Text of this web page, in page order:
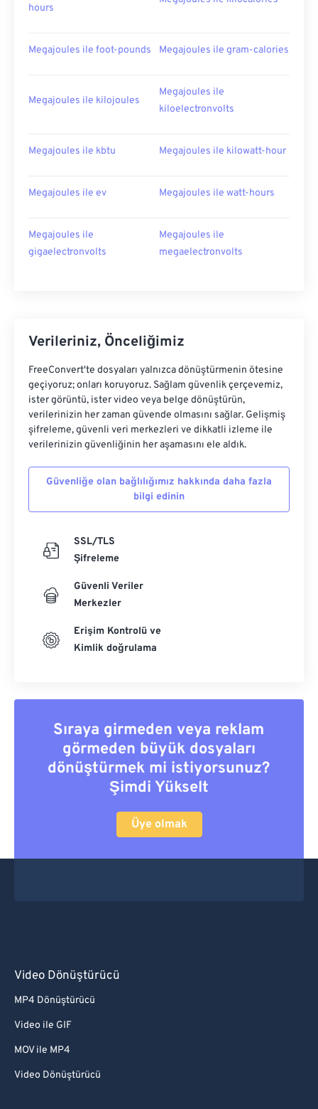
hours
Megajoules ile foot-pounds Megajoules ile gram-calories
Megajoules ile kilojoules
Megajoules ile
kiloelectronvolts
Megajoules ile kbtu Megajoules ile kilowatt-hour
Megajoules ile ev Megajoules ile watt-hours
Megajoules ile
gigaelectronvolts
Megajoules ile
megaelectronvolts
Verileriniz, Önceliğimiz
FreeConvert'te dosyaları yalnızca dönüştürmenin ötesine
geçiyoruz; onları koruyoruz. Sağlam güvenlik çerçevemiz,
ister görüntü, ister video veya belge dönüştürün,
verilerinizin her zaman güvende olmasını sağlar. Gelişmiş
şifreleme, güvenli veri merkezleri ve dikkatli izleme ile
verilerinizin güvenliğinin her aşamasını ele aldık.
Güvenliğe olan bağlılığımız hakkında daha fazla
bilgi edinin
SSL/TLS
Şifreleme
Güvenli Veriler
Merkezler
Erişim Kontrolü ve
Kimlik doğrulama
Sıraya girmeden veya reklam
görmeden büyük dosyaları
dönüştürmek mi istiyorsunuz?
Şimdi Yükselt
Üye olmak
Video Dönüştürücü
MP4 Dönüştürücü
Video ile GIF
MOV ile MP4
Video Dönüştürücü